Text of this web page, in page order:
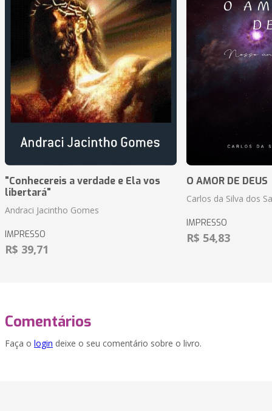
"Conhecereis a verdade e Ela vos
libertará"
Andraci Jacintho Gomes
IMPRESSO
R$ 39,71
O AMOR DE DEUS
Carlos da Silva dos
IMPRESSO
R$ 54,83
Comentários
Faça o login deixe o seu comentário sobre o livro.